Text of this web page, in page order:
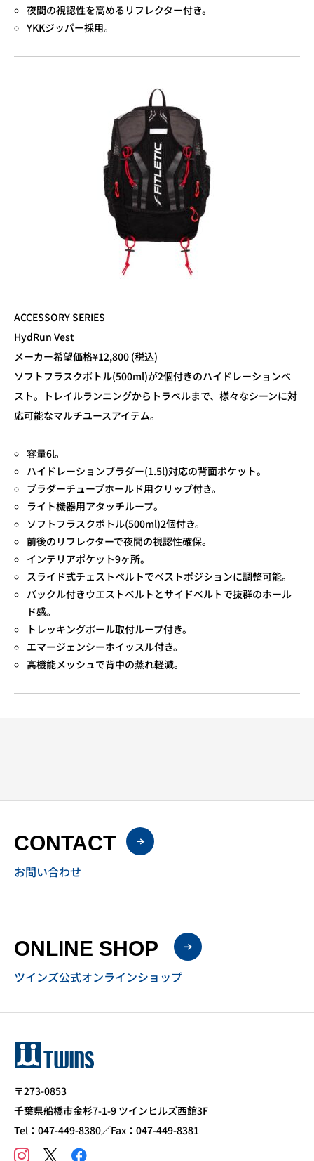
夜間の視認性を高めるリフレクター付き。
YKKジッパー採用。
ACCESSORY SERIES
HydRun Vest
メーカー希望価格¥12,800 (税込)
ソフトフラスクボトル(500ml)が2個付きのハイドレーションベ
スト。トレイルランニングからトラベルまで、様々なシーンに対
応可能なマルチユースアイテム。
容量6l。
ハイドレーションブラダー(1.5l)対応の背面ポケット。
ブラダーチューブホールド用クリップ付き。
ライト機器用アタッチループ。
ソフトフラスクボトル(500ml)2個付き。
前後のリフレクターで夜間の視認性確保。
インテリアポケット9ヶ所。
スライド式チェストベルトでベストポジションに調整可能。
バックル付きウエストベルトとサイドベルトで抜群のホール
ド感。
トレッキングポール取付ループ付き。
エマージェンシーホイッスル付き。
高機能メッシュで背中の蒸れ軽減。
CONTACT
お問い合わせ
ONLINE SHOP
ツインズ公式オンラインショップ
〒273-0853
千葉県船橋市金杉7-1-9 ツインヒルズ西館3F
Tel：047-449-8380／Fax：047-449-8381